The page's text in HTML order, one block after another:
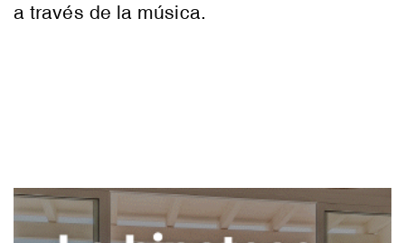
a través de la música.